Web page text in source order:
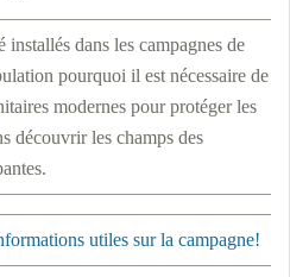
dans les campagnes de
pourquoi il est nécessaire de
modernes pour protéger les
découvrir les champs des
utiles sur la campagne!